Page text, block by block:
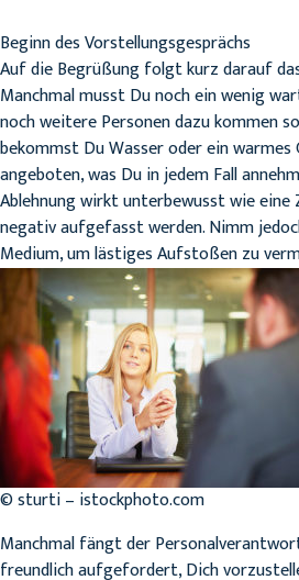
Beginn des Vorstellungsgesprächs
Auf die Begrüßung folgt kurz darauf
Manchmal musst Du noch ein wenig
noch weitere Personen dazu kommen
bekommst Du Wasser oder ein warmes
angeboten, was Du in jedem Fall
Ablehnung wirkt unterbewusst wie eine
negativ aufgefasst werden. Nimm
Medium, um lästiges Aufstoßen zu
© sturti – istockphoto.com
Manchmal fängt der
freundlich aufgefordert, Dich